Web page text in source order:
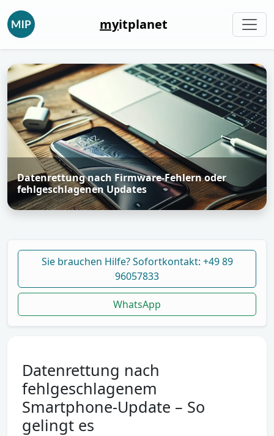
myitplanet
Datenrettung nach Firmware-Fehlern oder
fehlgeschlagenen Updates
Sie brauchen Hilfe? Sofortkontakt: +49 89
96057833
WhatsApp
Datenrettung nach
fehlgeschlagenem
Smartphone-Update – So
gelingt es